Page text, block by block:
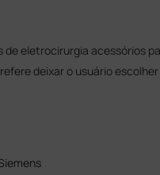
de eletrocirurgia acessórios
deixar o usuário